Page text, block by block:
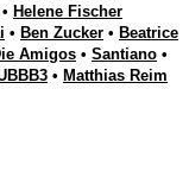
• Helene Fischer
• Ben Zucker • Beatrice
Amigos • Santiano •
• Matthias Reim